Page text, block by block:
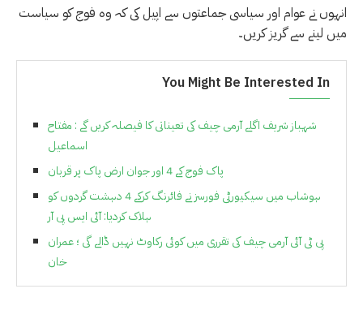
انہوں نے عوام اور سیاسی جماعتوں سے اپیل کی کہ وہ فوج کو سیاست
میں لینے سے گریز کریں۔
You Might Be Interested In
شہباز شریف اگلے آرمی چیف کی تعیناتی کا فیصلہ کریں گے : مفتاح
اسماعیل
پاک فوج کے 4 اور جوان ارض پاک پر قربان
ہوشاب میں سیکیورٹی فورسز نے فائرنگ کرکے 4 دہشت گردوں کو
ہلاک کردیا: آئی ایس پی آر
پی ٹی آئی آرمی چیف کی تقرری میں کوئی رکاوٹ نہیں ڈالے گی ؛ عمران
خان